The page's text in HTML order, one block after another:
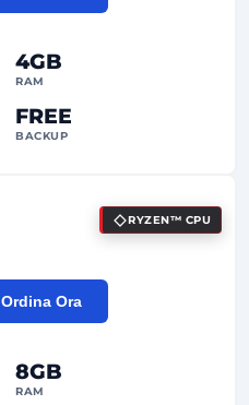
4GB
RAM
FREE
BACKUP
RYZEN™ CPU
8GB
RAM
Ordina Ora